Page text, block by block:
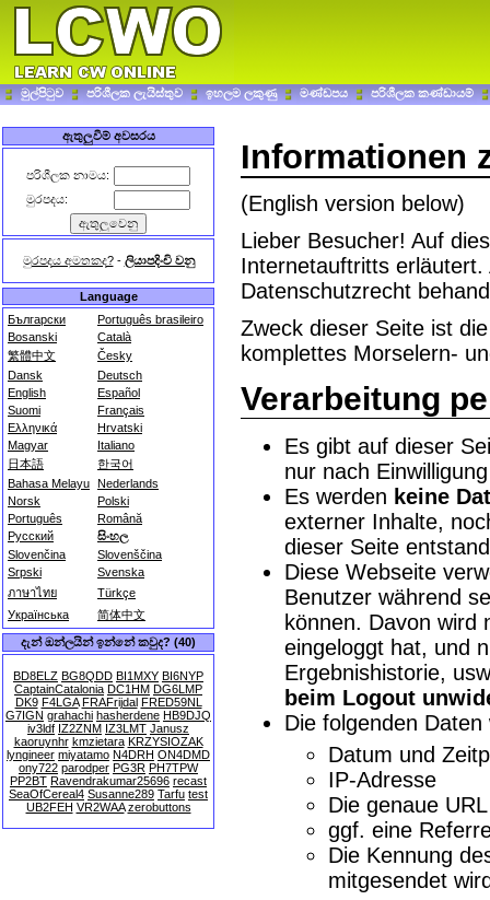
මුල්පිටුව පරිශීලක ලැයිස්තුව ඉහලම ලකුණු මණ්ඩපය පරිශීලක කණ්ඩායම්
ඇතුලුවීම් අවසරය
පරිශීලක නාමය:
මුරපදය:
මුරපදය අමතකද?- ලියාපදිංචි වනු
Language
Български
Português brasileiro
Bosanski
Català
繁體中文
Česky
Dansk
Deutsch
English
Español
Suomi
Français
Ελληνικά
Hrvatski
Magyar
Italiano
日本語
한국어
Bahasa Melayu Nederlands
Norsk
Polski
Português
Română
Русский
සිංහල
Slovenčina
Slovenščina
Srpski
Svenska
ภาษาไทย
Türkçe
Українська
简体中文
දැන් ඔන්ලයින් ඉන්නේ කවුද? (40)
BD8ELZ BG8QDD BI1MXY BI6NYP
CaptainCatalonia DC1HM DG6LMP
DK9 F4LGA FRAFrijdal FRED59NL
G7IGN grahachi hasherdene HB9DJQ
iv3ldf IZ2ZNM IZ3LMT Janusz
kaoruynhr kmzietara KRZYSIOZAK
lyngineer miyatamo N4DRH ON4DMD
ony722 parodper PG3R PH7TPW
PP2BT Ravendrakumar25696 recast
SeaOfCereal4 Susanne289 Tarfu test
UB2FEH VR2WAA zerobuttons
Informationen
(English version below)
Lieber Besucher! Auf
Internetauftritts
Datenschutzrecht
Zweck dieser Seite ist
komplettes Morselern-
Verarbeitung
Es gibt auf dieser
nur nach
Es werden keine
externer Inhalte,
dieser Seite
Diese Webseite
Benutzer während
können. Davon wird
eingeloggt hat, und
Ergebnishistorie,
beim Logout
Die folgenden
Datum und
IP-Adresse
Die genaue
ggf. eine
Die Kennung
mitgesendet